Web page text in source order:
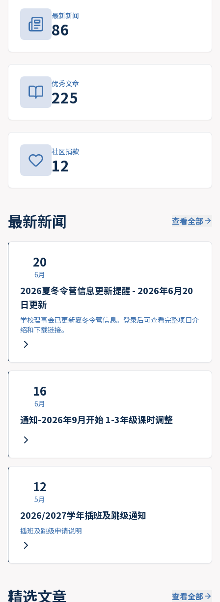
最新新闻
86
优秀文章
225
社区捐款
12
最新新闻 查看全部
20
6月
2026夏冬令营信息更新提醒 - 2026年6月20
日更新
学校理事会已更新夏冬令营信息。登录后可查看完整项目介
绍和下载链接。
16
6月
通知-2026年9月开始 1-3年级课时调整
12
5月
2026/2027学年插班及跳级通知
插班及跳级申请说明
精选文章 查看全部